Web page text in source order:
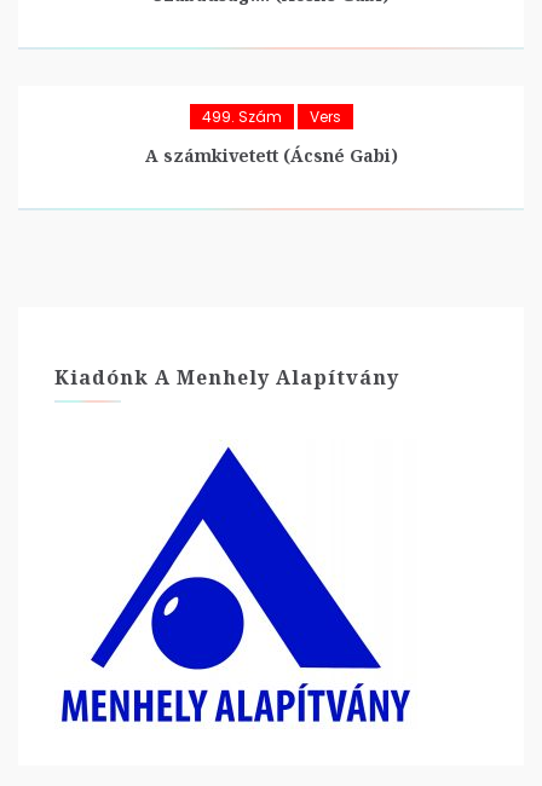
499. Szám Vers
A számkivetett (Ácsné Gabi)
Kiadónk A Menhely Alapítvány